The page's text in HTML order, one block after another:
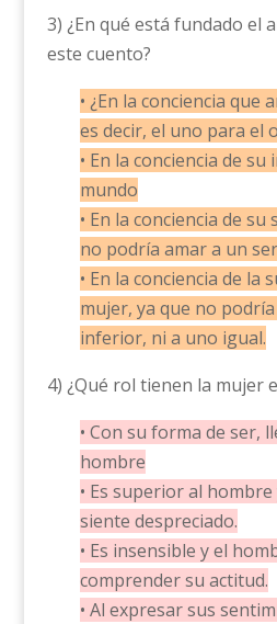
3) ¿En qué está fundado el
este cuento?
• ¿En la conciencia que
es decir, el uno para el
• En la conciencia de
mundo
• En la conciencia de
no podría amar a un
• En la conciencia de la
mujer, ya que no
inferior, ni a uno igual.
4) ¿Qué rol tienen la mujer
• Con su forma de ser,
hombre
• Es superior al
siente despreciado.
• Es insensible y el
comprender su actitud.
• Al expresar sus